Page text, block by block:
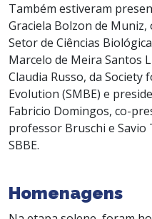
Também estiveram
Graciela Bolzon de
Setor de Ciências
Marcelo de Meira Santos
Claudia Russo, da
Evolution (SMBE) e
Fabricio Domingos, co-
professor Bruschi e Savio
SBBE.
Homenagens